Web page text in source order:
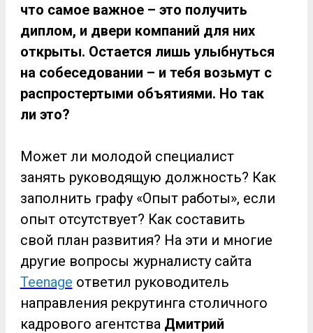
что самое важное – это получить
диплом, и двери компаний для них
открыты. Остается лишь улыбнуться
на собеседовании – и тебя возьмут с
распростертыми объятиями. Но так
ли это?
Может ли молодой специалист
занять руководящую должность? Как
заполнить графу «Опыт работы», если
опыт отсутствует? Как составить
свой план развития? На эти и многие
другие вопросы журналисту сайта
Teenage ответил руководитель
направления рекрутинга столичного
кадрового агентства Дмитрий